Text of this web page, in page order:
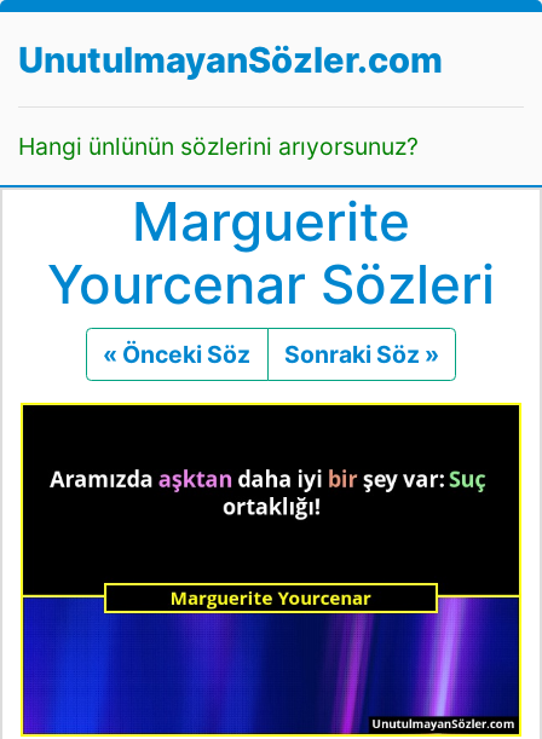
UnutulmayanSözler.com
Hangi ünlünün sözlerini arıyorsunuz?
Marguerite
Yourcenar Sözleri
« Önceki Söz Önceki
Sonraki Söz »